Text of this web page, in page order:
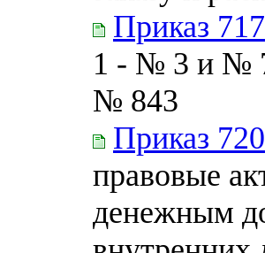
Приказ 717
1 - № 3 и №
№ 843
Приказ 720
правовые
денежным